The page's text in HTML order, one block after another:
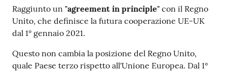
Digitale
La
Camera
Raggiunto un "agreement in principle" con il Regno
Unito, che definisce la futura cooperazione UE-UK
dal 1° gennaio 2021.
Questo non cambia la posizione del Regno Unito,
quale Paese terzo rispetto all'Unione Europea. Dal 1°